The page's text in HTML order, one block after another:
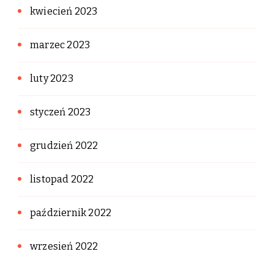
kwiecień 2023
marzec 2023
luty 2023
styczeń 2023
grudzień 2022
listopad 2022
październik 2022
wrzesień 2022